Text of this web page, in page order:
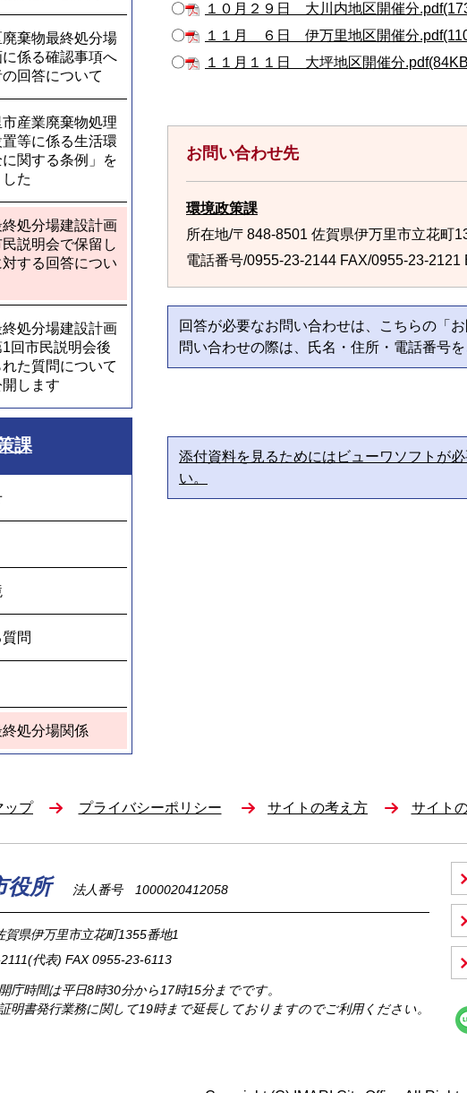
棄物最終処分場
係る確認事項へ
回答について
市産業廃棄物処理
等に係る生活環
関する条例」を
た
処分場建設計画
説明会で保留し
する回答につい
処分場建設計画
回市民説明会後
た質問について
します
課
問
処分場関係
〇
１０月２９日 大川内地区開催分
〇
１１月 ６日 伊万里地区開催分
〇
１１月１１日 大坪地区開催分
お問い合わせ先
環境政策課
所在地/〒848-8501 佐賀県伊万里市立花町
電話番号/0955-23-2144 FAX/0955-23-2121
回答が必要なお問い合わせは、こちらの「
問い合わせの際は、氏名・住所・電話番号を
添付資料を見るためにはビューワソフトが
い。
ップ プライバシーポリシー サイトの考え方 サイト
役所 法人番号 1000020412058
賀県伊万里市立花町1355番地1
(代表) FAX 0955-23-6113
庁時間は平日8時30分から17時15分までです。
明書発行業務に関して19時まで延長しておりますのでご利用ください。